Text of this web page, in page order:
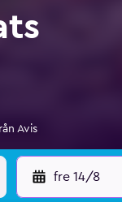
Avis
fre 14/8